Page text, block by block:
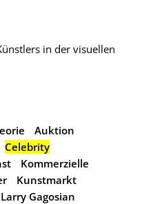
in der visuellen
Auktion
Celebrity
Kommerzielle
Kunstmarkt
Larry Gagosian